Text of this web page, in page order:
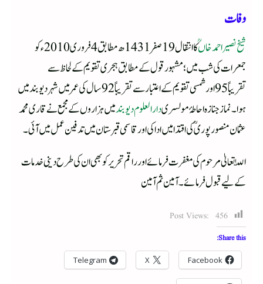
وفات
شیخ نصیر احمد خاںؒ
کا انتقال 19 صفر 1431ھ مطابق 4 فروری 2010ء کو
جمعرات کی شب میں؛ مشہور قول کے مطابق ہجری تقویم کے لحاظ سے
تقریباً 95 اور شمسی تقویم کے اعتبار سے تقریباً 92 سال کی عمر میں شہر دیوبند میں
ہوا۔ نماز جنازہ احاطۂ مولسریدار العلوم دیوبندمیں ہزاروں کے مجمع نے قاری محمد
عثمان منصورپوریؒ کی اقتدا میں ادا کی اور قاسمی قبرستان میں تدفین عمل میں آئی۔
اللّٰہ تعالیٰ مرحوم کی مغفرت فرمائے اور راقم تحریر کو بھی ان کی طرح دینی خدمات
کے لیے قبول فرمائے۔ آمین ثم آمین
Post Views: 456
Share this:
Facebook
X
Telegram